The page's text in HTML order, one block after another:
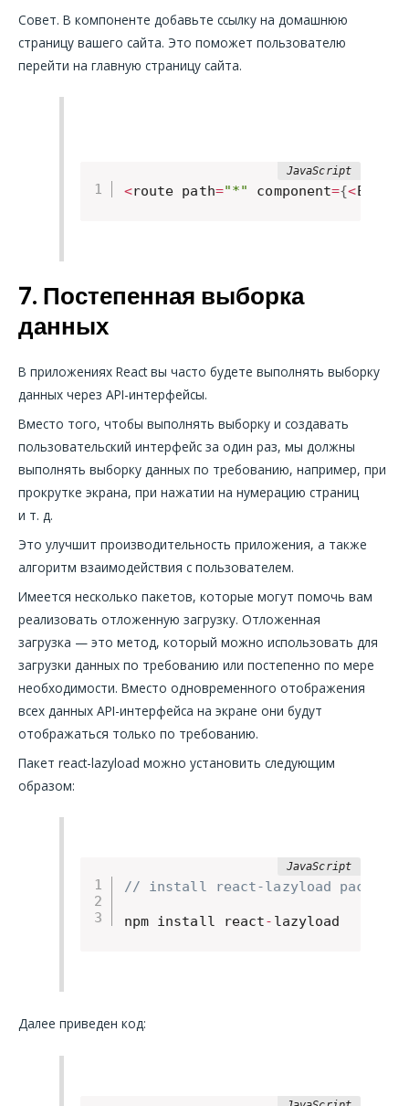
Совет. В компоненте добавьте ссылку на домашнюю
страницу вашего сайта. Это поможет пользователю
перейти на главную страницу сайта.
<route path="*" component={<
7. Постепенная выборка
данных
В приложениях React вы часто будете выполнять выборку
данных через API-интерфейсы.
Вместо того, чтобы выполнять выборку и создавать
пользовательский интерфейс за один раз, мы должны
выполнять выборку данных по требованию, например, при
прокрутке экрана, при нажатии на нумерацию страниц
и т. д.
Это улучшит производительность приложения, а также
алгоритм взаимодействия с пользователем.
Имеется несколько пакетов, которые могут помочь вам
реализовать отложенную загрузку. Отложенная
загрузка — это метод, который можно использовать для
загрузки данных по требованию или постепенно по мере
необходимости. Вместо одновременного отображения
всех данных API-интерфейса на экране они будут
отображаться только по требованию.
Пакет react-lazyload можно установить следующим
образом:
// install react-lazyload package
npm install react- lazyload
Далее приведен код: